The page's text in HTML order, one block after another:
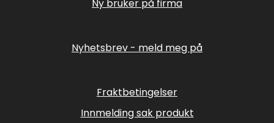
Ny bruker på firma
Nyhetsbrev - meld meg på
Fraktbetingelser
Innmelding sak produkt